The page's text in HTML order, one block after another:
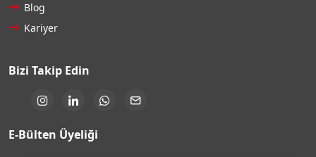
Blog
Kariyer
Bizi Takip Edin
E-Bülten Üyeliği